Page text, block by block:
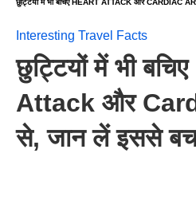
छुट्टियों में भी बचिए HEART ATTACK और CARDIAC
Interesting Travel Facts
छुट्टियों में भी
Attack और
से, जान लें इससे